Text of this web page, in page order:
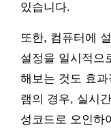
있습니다.
또한, 컴퓨터에
설정을 일시적으
해보는 것도 효
램의 경우, 실시
성코드로 오인하